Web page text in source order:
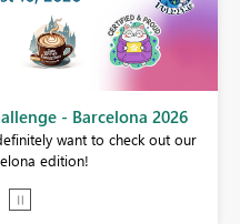
- Barcelona 2026
want to check out our
edition!